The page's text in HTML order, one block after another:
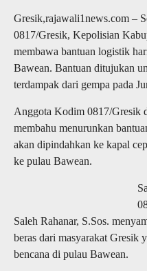
Gresik,rajawali1news.com –
0817/Gresik, Kepolisian
membawa bantuan logistik
Bawean. Bantuan ditujukan
terdampak dari gempa pada
Anggota Kodim 0817/Gresik
membahu menurunkan
akan dipindahkan ke kapal
ke pulau Bawean.
Saleh Rahanar, S.Sos.
beras dari masyarakat Gresik
bencana di pulau Bawean.